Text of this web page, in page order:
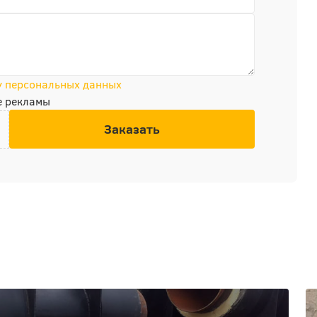
персональных данных
рекламы
Заказать